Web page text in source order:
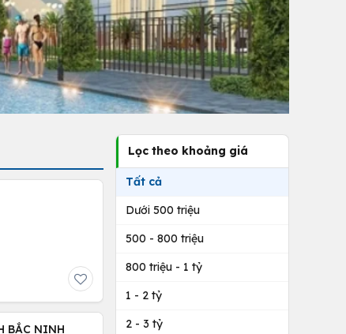
BẮC NINH
Lọc theo khoảng giá
Tất cả
Dưới 500 triệu
500 - 800 triệu
800 triệu - 1 tỷ
1 - 2 tỷ
2 - 3 tỷ